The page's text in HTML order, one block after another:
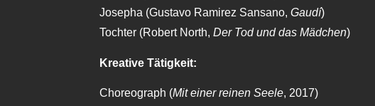
Josepha (Gustavo Ramirez Sansano, Gaudí)
Tochter (Robert North, Der Tod und das Mädchen)
Kreative Tätigkeit:
Choreograph (Mit einer reinen Seele, 2017)